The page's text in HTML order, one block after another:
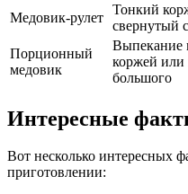
Медовик-рулет
Тонкий
свернутый
Порционный
медовик
Выпекание
коржей или
большого
Интересные
Вот несколько интересных
приготовлении: